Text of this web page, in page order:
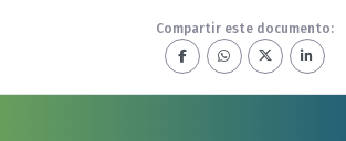
Compartir este documento: